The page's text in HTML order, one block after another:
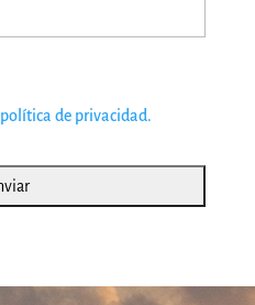
política de privacidad.